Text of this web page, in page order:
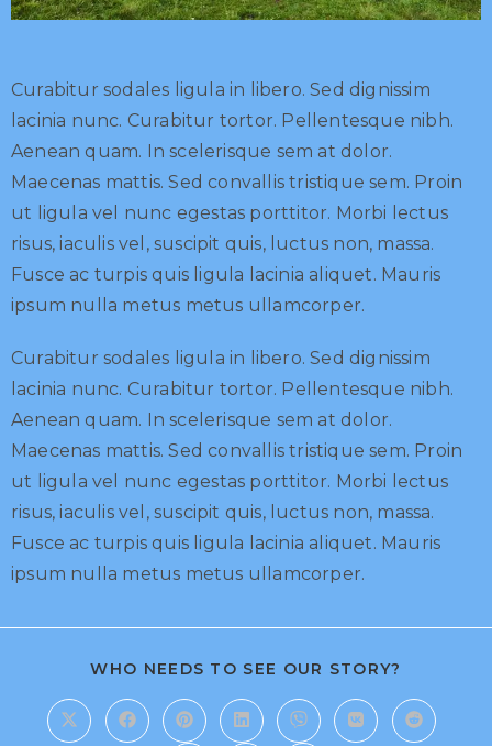
Curabitur sodales ligula in libero. Sed dignissim
lacinia nunc. Curabitur tortor. Pellentesque nibh.
Aenean quam. In scelerisque sem at dolor.
Maecenas mattis. Sed convallis tristique sem. Proin
ut ligula vel nunc egestas porttitor. Morbi lectus
risus, iaculis vel, suscipit quis, luctus non, massa.
Fusce ac turpis quis ligula lacinia aliquet. Mauris
ipsum nulla metus metus ullamcorper.
Curabitur sodales ligula in libero. Sed dignissim
lacinia nunc. Curabitur tortor. Pellentesque nibh.
Aenean quam. In scelerisque sem at dolor.
Maecenas mattis. Sed convallis tristique sem. Proin
ut ligula vel nunc egestas porttitor. Morbi lectus
risus, iaculis vel, suscipit quis, luctus non, massa.
Fusce ac turpis quis ligula lacinia aliquet. Mauris
ipsum nulla metus metus ullamcorper.
WHO NEEDS TO SEE OUR STORY?